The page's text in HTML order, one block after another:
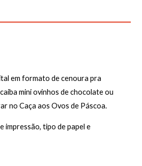
em formato de cenoura pra
mini ovinhos de chocolate ou
no Caça aos Ovos de Páscoa.
impressão, tipo de papel e